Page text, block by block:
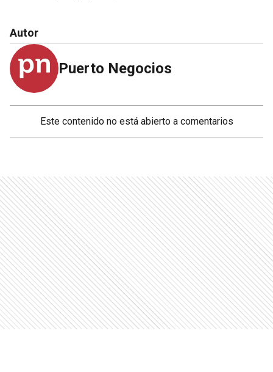
Autor
Puerto Negocios
Este contenido no está abierto a comentarios